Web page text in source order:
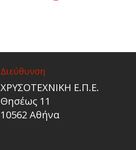
Διεύθυνση
ΧΡΥΣΟΤΕΧΝΙΚΗ Ε.Π.Ε.
Θησέως 11
10562 Αθήνα